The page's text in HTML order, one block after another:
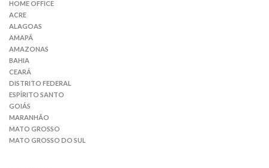
HOME OFFICE
ACRE
ALAGOAS
AMAPÁ
AMAZONAS
BAHIA
CEARÁ
DISTRITO FEDERAL
ESPÍRITO SANTO
GOIÁS
MARANHÃO
MATO GROSSO
MATO GROSSO DO SUL